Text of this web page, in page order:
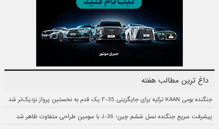
داغ ترین مطالب هفته
جنگنده بومی KAAN ترکیه برای جایگزینی F-35 یک قدم به نخستین پرواز نزدیک‌تر شد
پیشرفت سریع جنگنده نسل ششم چین؛ J-36 با سومین طراحی متفاوت ظاهر شد